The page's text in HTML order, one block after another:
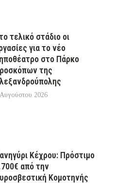
τελικό στάδιο οι
για το νέο
στο Πάρκο
της
2026
Κέχρου: Πρόστιμο
από την
Κομοτηνής